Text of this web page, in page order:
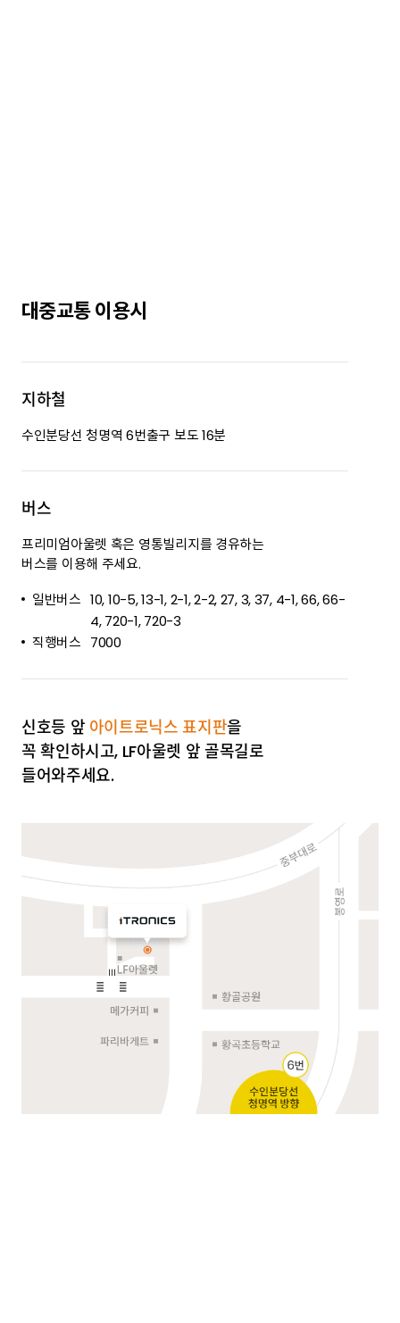
대중교통 이용시
지하철
수인분당선 청명역 6번출구 보도 16분
버스
프리미엄아울렛 혹은 영통빌리지를 경유하는
버스를 이용해 주세요.
일반버스 10, 10-5, 13-1, 2-1, 2-2, 27, 3, 37, 4-1, 66, 66-
4, 720-1, 720-3
직행버스 7000
신호등 앞 아이트로닉스 표지판을
꼭 확인하시고, LF아울렛 앞 골목길로
들어와주세요.